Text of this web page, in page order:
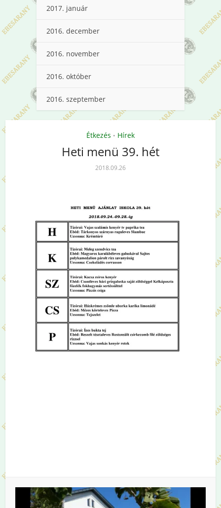
2017. január
2016. december
2016. november
2016. október
2016. szeptember
Étkezés • Hírek
Heti menü 39. hét
2018.09.26